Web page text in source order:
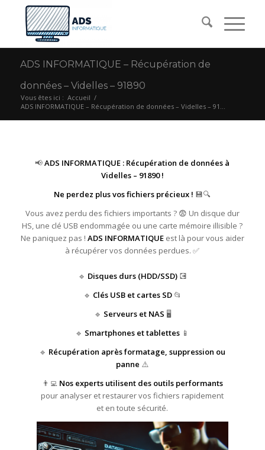
ADS INFORMATIQUE – Récupération de
données – Videlles – 91890
Vous êtes ici : Accueil /
ADS INFORMATIQUE – Récupération de données – Videlles – 91...
📢ADS INFORMATIQUE : Récupération de données à
Videlles – 91890 !
Ne perdez plus vos fichiers précieux ! 💾🔍
Vous avez perdu des fichiers importants ? 😨 Un disque dur
HS, une clé USB endommagée ou une carte mémoire illisible ?
Ne paniquez pas ! ADS INFORMATIQUEest là pour vous aider
à récupérer vos données perdues. ✅
🔹 Disques durs (HDD/SSD)💽
🔹 Clés USB et cartes SD📂
🔹 Serveurs et NAS 🖥️
🔹 Smartphones et tablettes 📱
🔹 Récupération après formatage, suppression ou
panne ⚠️
👨‍💻 Nos experts utilisent des outils performants
pour analyser et restaurer vos fichiers rapidement
et en toute sécurité.